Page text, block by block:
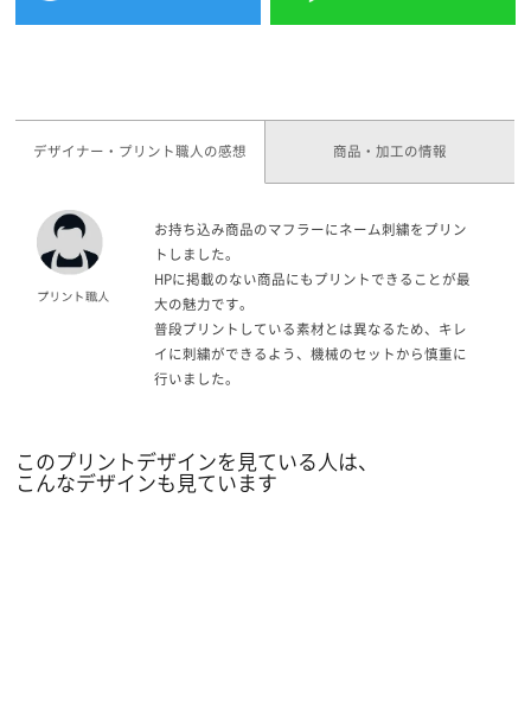
デザイナー・プリント職人の感想 商品・加工の情報
お持ち込み商品のマフラーにネーム刺繍をプリン
トしました。
HPに掲載のない商品にもプリントできることが最
大の魅力です。
普段プリントしている素材とは異なるため、キレ
イに刺繍ができるよう、機械のセットから慎重に
行いました。
このプリントデザインを見ている人は、
こんなデザインも見ています